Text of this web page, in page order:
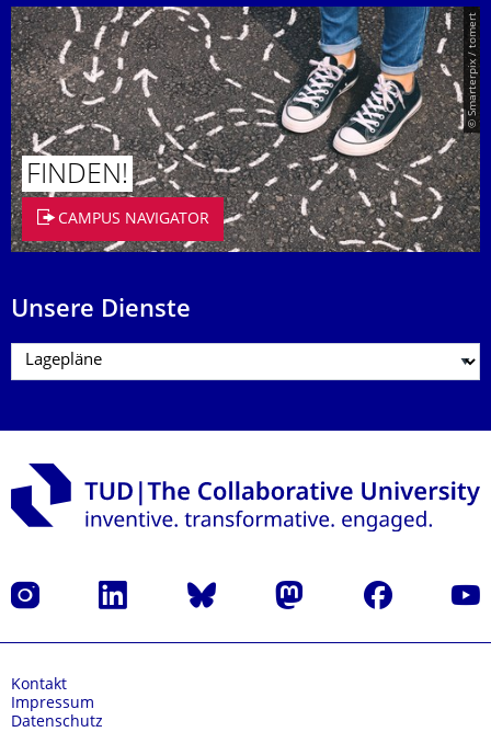
© Smarterpix / tomert
FINDEN!
CAMPUS NAVIGATOR
Unsere Dienste
Instagram LinkedIn Bluesky Mastodon Facebook
Kontakt
Impressum
Datenschutz